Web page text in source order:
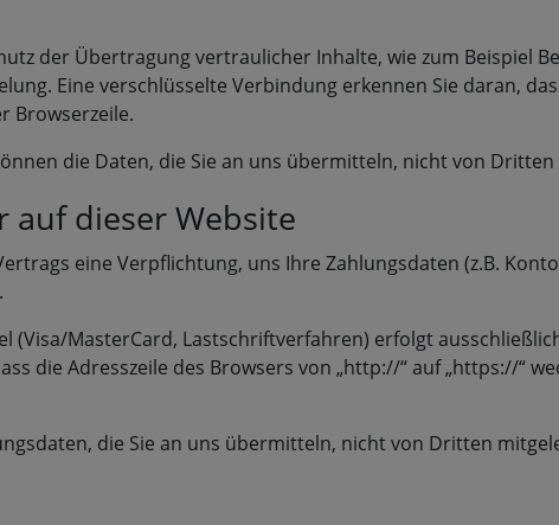
der Übertragung vertraulicher Inhalte, wie zum Beispiel
Eine verschlüsselte Verbindung erkennen Sie daran,
Browserzeile.
die Daten, die Sie an uns übermitteln, nicht von
auf dieser Website
eine Verpflichtung, uns Ihre Zahlungsdaten (z.B.
MasterCard, Lastschriftverfahren) erfolgt
die Adresszeile des Browsers von „http://“ auf „https://“
die Sie an uns übermitteln, nicht von Dritten